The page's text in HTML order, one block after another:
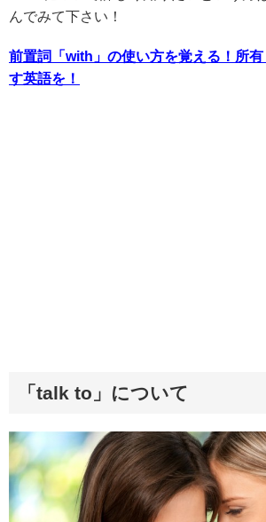
んでみて下さい！
前置詞「with」の使い方を覚える！所
す英語を！
「talk to」について